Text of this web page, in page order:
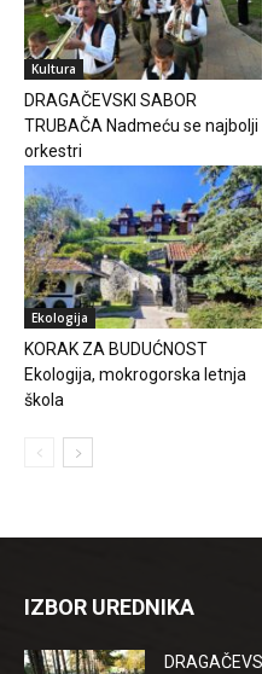
Kultura
DRAGAČEVSKI SABOR
TRUBAČA Nadmeću se najbolji
orkestri
Ekologija
KORAK ZA BUDUĆNOST
Ekologija, mokrogorska letnja
škola
IZBOR UREDNIKA